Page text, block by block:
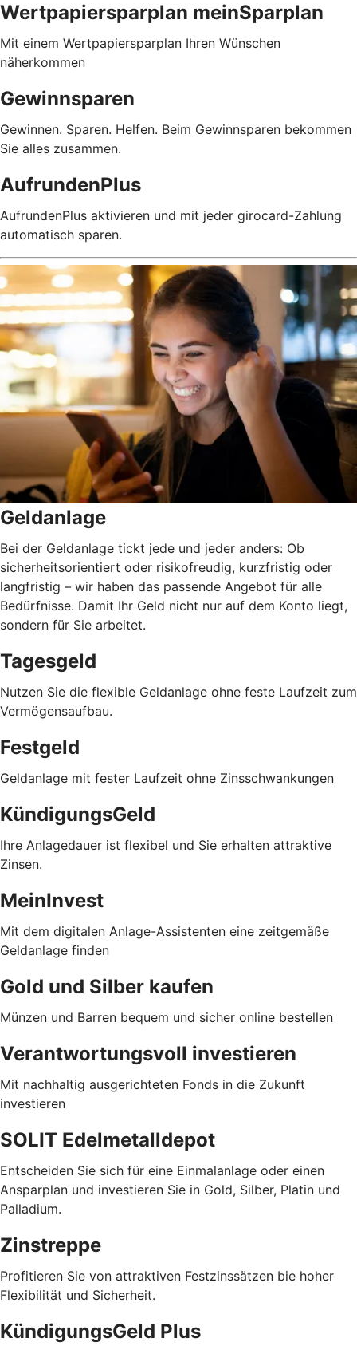
Wertpapiersparplan meinSparplan
Mit einem Wertpapiersparplan Ihren Wünschen
näherkommen
Gewinnsparen
Gewinnen. Sparen. Helfen. Beim Gewinnsparen bekommen
Sie alles zusammen.
AufrundenPlus
AufrundenPlus aktivieren und mit jeder girocard-Zahlung
automatisch sparen.
Geldanlage
Bei der Geldanlage tickt jede und jeder anders: Ob
sicherheitsorientiert oder risikofreudig, kurzfristig oder
langfristig – wir haben das passende Angebot für alle
Bedürfnisse. Damit Ihr Geld nicht nur auf dem Konto liegt,
sondern für Sie arbeitet.
Tagesgeld
Nutzen Sie die flexible Geldanlage ohne feste Laufzeit zum
Vermögensaufbau.
Festgeld
Geldanlage mit fester Laufzeit ohne Zinsschwankungen
KündigungsGeld
Ihre Anlagedauer ist flexibel und Sie erhalten attraktive
Zinsen.
MeinInvest
Mit dem digitalen Anlage-Assistenten eine zeitgemäße
Geldanlage finden
Gold und Silber kaufen
Münzen und Barren bequem und sicher online bestellen
Verantwortungsvoll investieren
Mit nachhaltig ausgerichteten Fonds in die Zukunft
investieren
SOLIT Edelmetalldepot
Entscheiden Sie sich für eine Einmalanlage oder einen
Ansparplan und investieren Sie in Gold, Silber, Platin und
Palladium.
Zinstreppe
Profitieren Sie von attraktiven Festzinssätzen bie hoher
Flexibilität und Sicherheit.
KündigungsGeld Plus